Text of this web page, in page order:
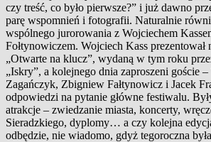
czy treść, co było pierwsze?” i już dawno
parę wspomnień i fotografii. Naturalnie
wspólnego jurorowania z Wojciechem
Fołtynowiczem. Wojciech Kass prezentował
„Otwarte na klucz”, wydaną w tym roku
„Iskry”, a kolejnego dnia zaproszeni goście
Zagańczyk, Zbigniew Fałtynowicz i Jacek
odpowiedzi na pytanie główne festiwalu.
atrakcje – zwiedzanie miasta, koncerty,
Sieradzkiego, dyplomy… a czy kolejna
odbędzie, nie wiadomo, gdyż tegoroczna